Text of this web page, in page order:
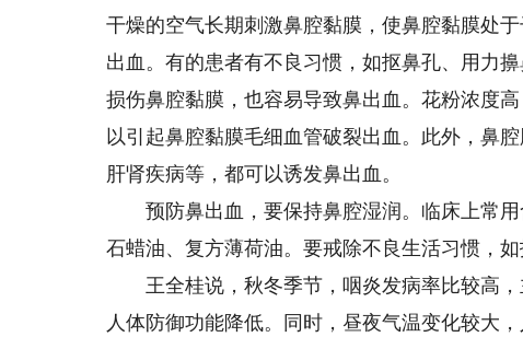
干燥的空气长期刺激鼻腔黏膜，使鼻腔黏膜处
出血。有的患者有不良习惯，如抠鼻孔、用力
损伤鼻腔黏膜，也容易导致鼻出血。花粉浓度
以引起鼻腔黏膜毛细血管破裂出血。此外，鼻
肝肾疾病等，都可以诱发鼻出血。
预防鼻出血，要保持鼻腔湿润。临床上常用
石蜡油、复方薄荷油。要戒除不良生活习惯，如
王全桂说，秋冬季节，咽炎发病率比较高，
人体防御功能降低。同时，昼夜气温变化较大